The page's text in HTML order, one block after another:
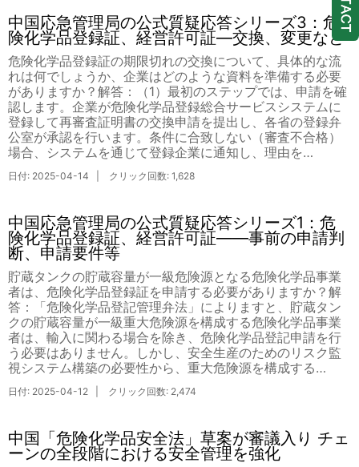
中国応急管理局の公式質疑応答シリーズ3：危
険化学品登録証、経営許可証―交換、変更など
危険化学品登録証の期限切れの交換について、具体的な流
れは何でしょうか、企業はどのような資料を準備する必要
がありますか？解答：（1）最初のステップでは、申請を確
認します。企業が危険化学品登録総合サービスシステムに
登録して再審査証明書の交換申請を提出し、各省の登録弁
公室が承認を行います。条件に合致しない（審査不合格）
場合、システムを通じて登録企業に通知し、理由を…
日付: 2025-04-14 | クリック回数: 1,628
中国応急管理局の公式質疑応答シリーズ1：危
険化学品登録証、経営許可証――事前の申請判
断、申請要件等
貯蔵タンクの貯蔵容量が一級危険源となる危険化学品事業
者は、危険化学品登録証を申請する必要がありますか？解
答：「危険化学品登記管理弁法」によりますと、貯蔵タン
クの貯蔵容量が一級重大危険源を構成する危険化学品事業
者は、輸入に関わる場合を除き、危険化学品登記申請を行
う必要はありません。しかし、安全生産のためのリスク監
視システム構築の必要性から、重大危険源を構成する…
日付: 2025-04-12 | クリック回数: 2,474
中国「危険化学品安全法」草案が審議入り チェ
ーンの全段階における安全管理を強化